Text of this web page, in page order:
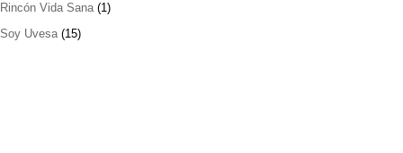
Rincón Vida Sana(1)
Soy Uvesa (15)